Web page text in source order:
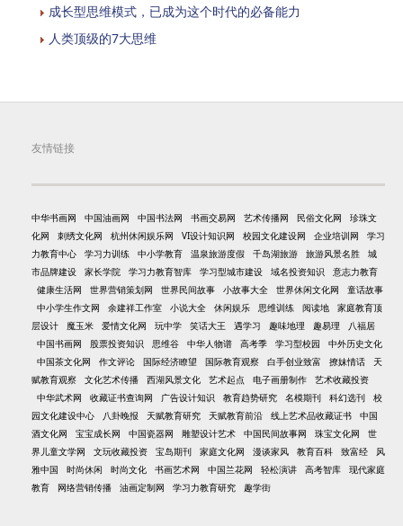
成长型思维模式，已成为这个时代的必备能力
人类顶级的7大思维
友情链接
中华书画网 中国油画网 中国书法网 书画交易网 艺术传播网 民俗文化网
珍珠文
化网
刺绣文化网 杭州休闲娱乐网 VI设计知识网 校园文化建设网 企业培训网
学习
力教育中心
学习力训练 中小学教育 温泉旅游度假 千岛湖旅游 旅游风景名胜
城
市品牌建设
家长学院 学习力教育智库 学习型城市建设 域名投资知识
意志力教育
健康生活网
世界营销策划网 世界民间故事 小故事大全 世界休闲文化网
童话故事
中小学生作文网
余建祥工作室 小说大全 休闲娱乐 思维训练 阅读地
家庭教育顶
层设计
魔玉米 爱情文化网 玩中学 笑话大王 遇学习 趣味地理 趣易理
八福居
中国书画网
股票投资知识 思维谷 中华人物谱 高考季 学习型校园
中外历史文化
中国茶文化网
作文评论 国际经济瞭望 国际教育观察 白手创业致富 撩妹情话
天
赋教育观察
文化艺术传播 西湖风景文化 艺术起点 电子画册制作
艺术收藏投资
中华武术网
收藏证书查询网 广告设计知识 教育趋势研究 名模期刊 科幻选刊
校
园文化建设中心
八卦晚报 天赋教育研究 天赋教育前沿 线上艺术品收藏证书
中国
酒文化网
宝宝成长网 中国瓷器网 雕塑设计艺术 中国民间故事网 珠宝文化网
世
界儿童文学网
文玩收藏投资 宝岛期刊 家庭文化网 漫谈家风 教育百科 致富经
风
雅中国
时尚休闲 时尚文化 书画艺术网 中国兰花网 轻松演讲 高考智库
现代家庭
教育
网络营销传播 油画定制网 学习力教育研究 趣学街